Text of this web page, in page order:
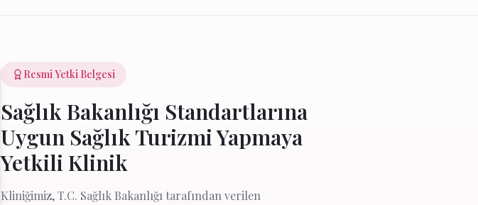
Resmi Yetki Belgesi
Sağlık Bakanlığı Standartlarına
Uygun Sağlık Turizmi Yapmaya
Yetkili Klinik
Kliniğimiz, T.C. Sağlık Bakanlığı tarafından verilen